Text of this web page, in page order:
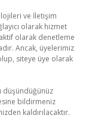
ve İletişim
olarak hizmet
olarak denetleme
Ancak, üyelerimiz
siteye üye olarak
düşündüğünüz
bildirmeniz
kaldırılacaktır.